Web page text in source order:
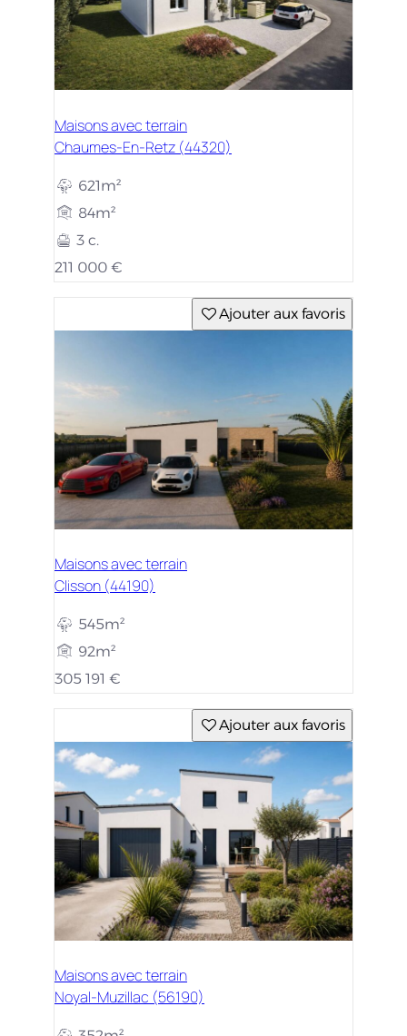
Maisons avec terrain
Chaumes-En-Retz (44320)
621m²
84m²
3 c.
211 000 €
Ajouter aux favoris
Maisons avec terrain
Clisson (44190)
545m²
92m²
305 191 €
Ajouter aux favoris
Maisons avec terrain
Noyal-Muzillac (56190)